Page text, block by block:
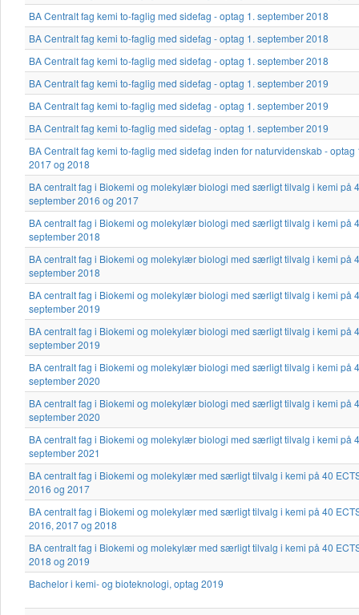
BA Centralt fag kemi to-faglig med sidefag - optag 1. september 2018
BA Centralt fag kemi to-faglig med sidefag - optag 1. september 2018
BA Centralt fag kemi to-faglig med sidefag - optag 1. september 2018
BA Centralt fag kemi to-faglig med sidefag - optag 1. september 2019
BA Centralt fag kemi to-faglig med sidefag - optag 1. september 2019
BA Centralt fag kemi to-faglig med sidefag - optag 1. september 2019
BA Centralt fag kemi to-faglig med sidefag inden for naturvidenskab - optag
2017 og 2018
BA centralt fag i Biokemi og molekylær biologi med særligt tilvalg i kemi på
september 2016 og 2017
BA centralt fag i Biokemi og molekylær biologi med særligt tilvalg i kemi på
september 2018
BA centralt fag i Biokemi og molekylær biologi med særligt tilvalg i kemi på
september 2018
BA centralt fag i Biokemi og molekylær biologi med særligt tilvalg i kemi på
september 2019
BA centralt fag i Biokemi og molekylær biologi med særligt tilvalg i kemi på
september 2019
BA centralt fag i Biokemi og molekylær biologi med særligt tilvalg i kemi på
september 2020
BA centralt fag i Biokemi og molekylær biologi med særligt tilvalg i kemi på
september 2020
BA centralt fag i Biokemi og molekylær biologi med særligt tilvalg i kemi på
september 2021
BA centralt fag i Biokemi og molekylær med særligt tilvalg i kemi på 40
2016 og 2017
BA centralt fag i Biokemi og molekylær med særligt tilvalg i kemi på 40
2016, 2017 og 2018
BA centralt fag i Biokemi og molekylær med særligt tilvalg i kemi på 40
2018 og 2019
Bachelor i kemi- og bioteknologi, optag 2019